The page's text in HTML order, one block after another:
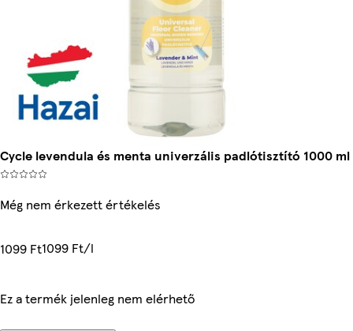
Cycle levendula és menta univerzális padlótisztító 1000 ml
Még nem érkezett értékelés
1099 Ft1099 Ft/l
Ez a termék jelenleg nem elérhető